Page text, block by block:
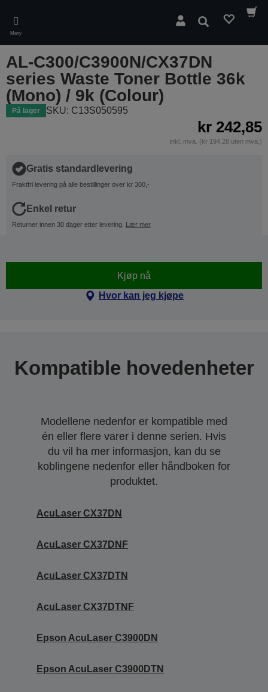
main
content
Meny
Søk
AL-C300/C3900N/CX37DN
series Waste Toner Bottle 36k
(Mono) / 9k (Colour)
På lager SKU: C13S050595
kr 242,85
inkl. mva. (kr 194,28 uten mva.)
Gratis standardlevering
Fraktfri levering på alle bestillinger over kr 300,-
Enkel retur
Returner innen 30 dager etter levering. Lær mer
Kjøp nå
Hvor kan jeg kjøpe
Kompatible hovedenheter
Modellene nedenfor er kompatible med
én eller flere varer i denne serien. Hvis
du vil ha mer informasjon, kan du se
koblingene nedenfor eller håndboken for
produktet.
AcuLaser CX37DN
AcuLaser CX37DNF
AcuLaser CX37DTN
AcuLaser CX37DTNF
Epson AcuLaser C3900DN
Epson AcuLaser C3900DTN